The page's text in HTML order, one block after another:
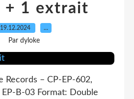
+ 1 extrait
19.12.2024 …
Par dyloke
Records – CP-EP-602,
EP-B-03 Format: Double